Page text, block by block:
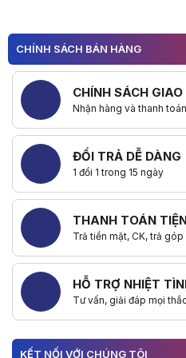
CHÍNH SÁCH BÁN HÀNG
CHÍNH SÁCH
Nhận hàng và thanh
ĐỔI TRẢ DỄ DÀNG
1 đổi 1 trong 15 ngày
THANH TOÁN
Trả tiền mặt, CK, trả góp
HỖ TRỢ NHIỆT
Tư vấn, giải đáp mọi
KẾT NỐI VỚI CHÚNG TÔI